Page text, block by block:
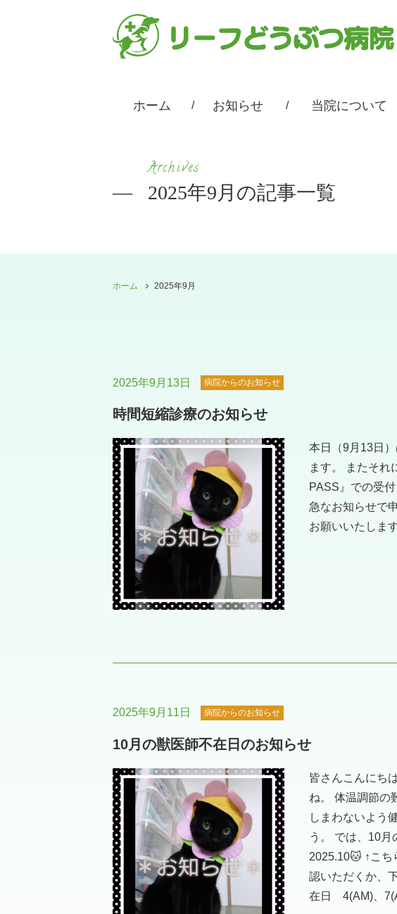
ホーム お知らせ 当院について
Archives
2025年9月の記事一覧
ホーム 2025年9月
2025年9月13日 病院からのお知らせ
時間短縮診療のお知らせ
本日（9月13日
ます。 またそれ
PASS』での受
急なお知らせで
お願いいたしま
2025年9月11日 病院からのお知らせ
10月の獣医師不在日のお知らせ
皆さんこんにち
ね。 体温調節の
しまわないよう
う。 では、10
2025.10🐱 ↑こち
認いただくか、
在日 4(AM)、